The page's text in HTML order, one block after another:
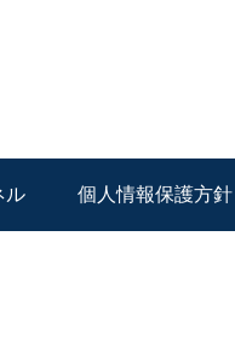
ル 個人情報保護方針